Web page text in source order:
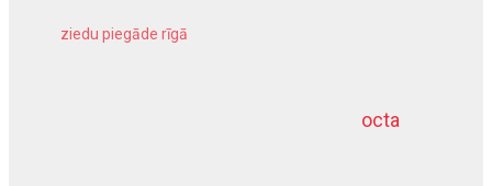
octa
ziedu piegāde rīgā
dziļurbums